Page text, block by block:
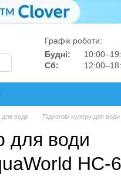
Графік роботи:
Будні:
Сб:
для води Підлогові кулери для
для води
HC-